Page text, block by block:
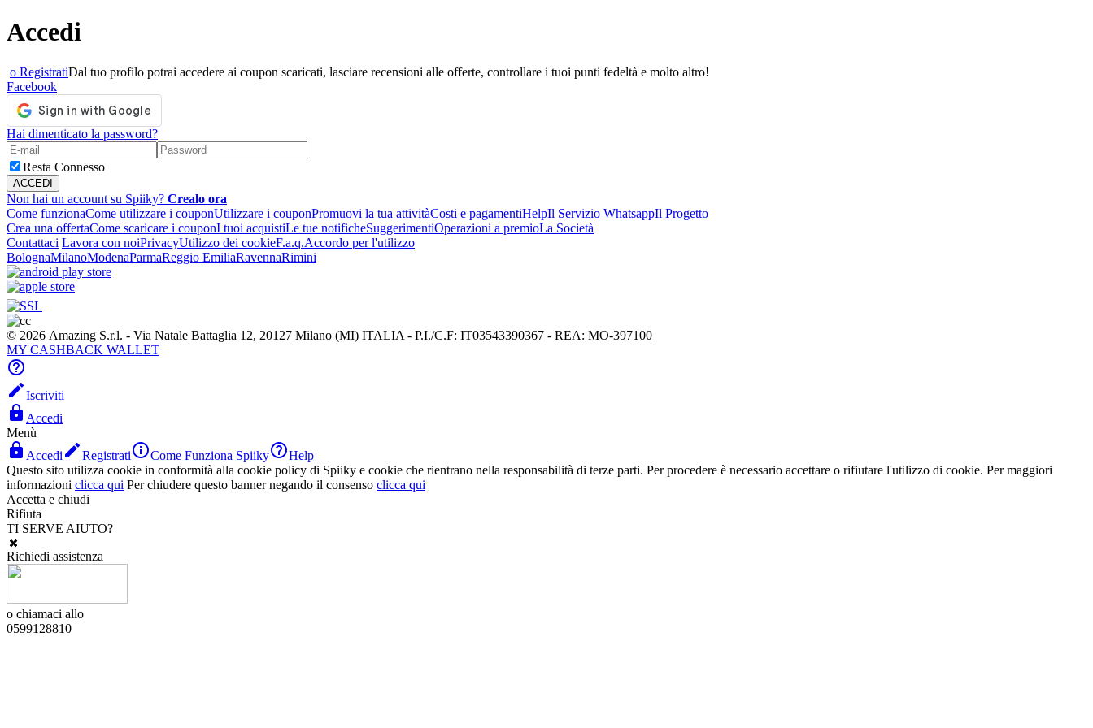
Accedi
o RegistratiDal tuo profilo potrai accedere ai coupon scaricati, lasciare recensioni alle offerte, controllare i tuoi punti fedeltà e molto altro!
Facebook
Hai dimenticato la password?
Resta Connesso
Non hai un account su Spiiky? Crealo ora
Come funzionaCome utilizzare i couponUtilizzare i couponPromuovi la tua attivitàCosti e pagamentiHelpIl Servizio WhatsappIl Progetto
Crea una offertaCome scaricare i couponI tuoi acquistiLe tue notificheSuggerimentiOperazioni a premioLa Società
Contattaci Lavora con noiPrivacyUtilizzo dei cookieF.a.q.Accordo per l'utilizzo
BolognaMilanoModenaParmaReggio EmiliaRavennaRimini
© 2026 Amazing S.r.l. - Via Natale Battaglia 12, 20127 Milano (MI) ITALIA - P.I./C.F: IT03543390367 - REA: MO-397100
MY CASHBACK WALLET

Iscriviti
 Accedi
Menù
 Accedi RegistratiCome Funziona SpiikyHelp
Questo sito utilizza cookie in conformità alla cookie policy di Spiiky e cookie che rientrano nella responsabilità di terze parti. Per procedere è necessario accettare o rifiutare l'utilizzo di cookie. Per maggiori
informazioni clicca qui Per chiudere questo banner negando il consenso clicca qui
Accetta e chiudi
Rifiuta
TI SERVE AIUTO?
Richiedi assistenza
o chiamaci allo
0599128810